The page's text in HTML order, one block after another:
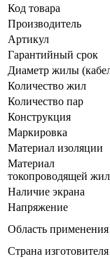
Код товара
Производитель
Артикул
Гарантийный срок
Диаметр жилы
Количество жил
Количество пар
Конструкция
Маркировка
Материал изоляции
Материал
токопроводящей
Наличие экрана
Напряжение
Область применения
Страна изготовителя